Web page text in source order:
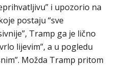
i upozorio na
postaju “sve
Tramp ga je lično
lijevim”, a u pogledu
Možda Tramp pritom